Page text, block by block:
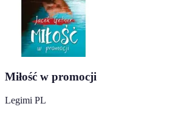
Miłość w promocji
Legimi PL